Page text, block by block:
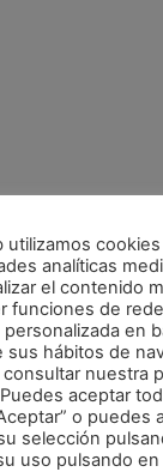
utilizamos
analíticas
el contenido
funciones de
en
sus hábitos de
nuestra
aceptar
o puedes
selección
uso pulsando